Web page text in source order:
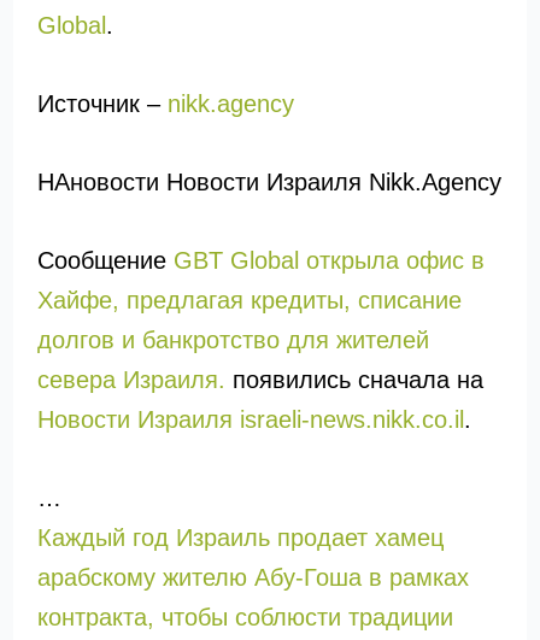
Global .
Источник – nikk.agency
НАновости Новости Израиля Nikk.Agency
Сообщение GBT Global открыла офис в
Хайфе, предлагая кредиты, списание
долгов и банкротство для жителей
севера Израиля. появились сначала на
Новости Израиля israeli-news.nikk.co.il .
…
Каждый год Израиль продает хамец
арабскому жителю Абу-Гоша в рамках
контракта, чтобы соблюсти традиции